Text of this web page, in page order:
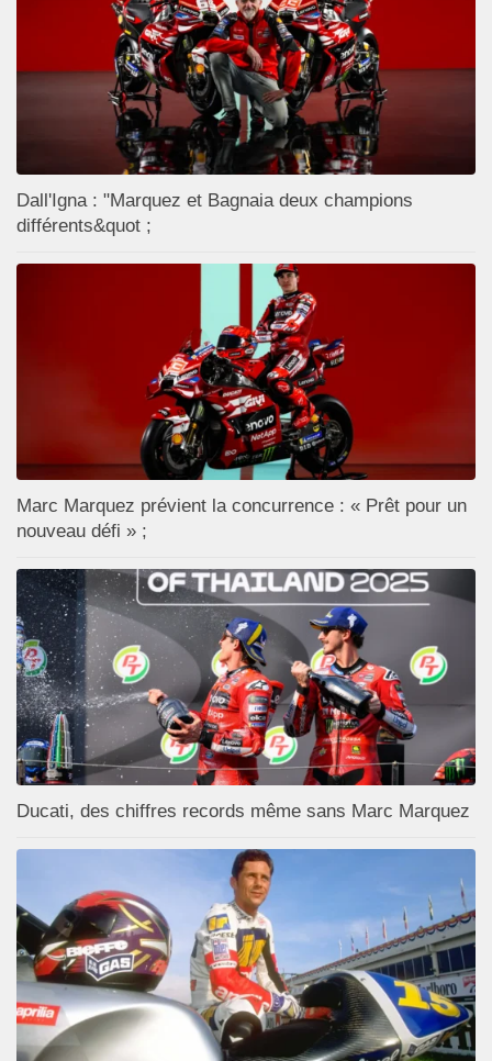
Dall'Igna : "Marquez et Bagnaia deux champions
différents&quot ;
Marc Marquez prévient la concurrence : « Prêt pour un
nouveau défi » ;
Ducati, des chiffres records même sans Marc Marquez